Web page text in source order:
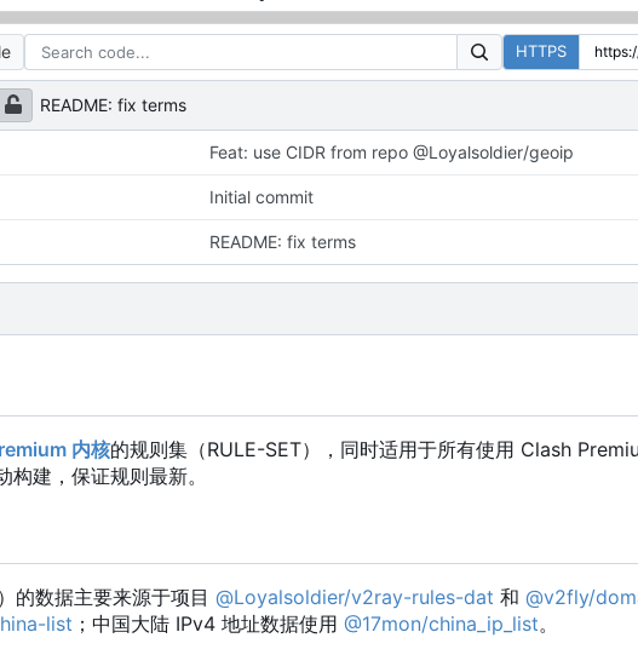
HTTPS
README: fix terms
Feat: use CIDR from repo @Loyalsoldier/geoip
Initial commit
README: fix terms
内核的规则集 （RULE-SET） ， 同时适用于所有使用 Clash
建，保证规则最新。
） 的数据主要来源于项目 @Loyalsoldier/v2ray-rules-dat 和 @v2fly/
list ；中国大陆 IPv4 地址数据使用 @17mon/china_ip_list。